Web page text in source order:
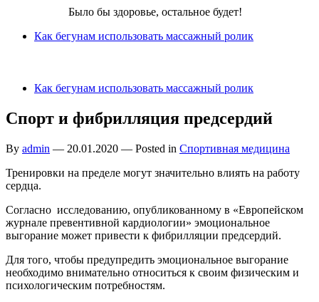
Было бы здоровье, остальное будет!
Как бегунам использовать массажный ролик
Как бегунам использовать массажный ролик
Спорт и фибрилляция предсердий
By admin — 20.01.2020 — Posted in Спортивная медицина
Тренировки на пределе могут значительно влиять на работу
сердца.
Согласно исследованию, опубликованному в «Европейском
журнале превентивной кардиологии» эмоциональное
выгорание может привести к фибрилляции предсердий.
Для того, чтобы предупредить эмоциональное выгорание
необходимо внимательно относиться к своим физическим и
психологическим потребностям.